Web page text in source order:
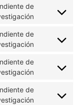
de
de
de
de